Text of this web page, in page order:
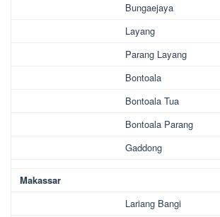
Bungaejaya
Layang
Parang Layang
Bontoala
Bontoala Tua
Bontoala Parang
Gaddong
Makassar
Lariang Bangi